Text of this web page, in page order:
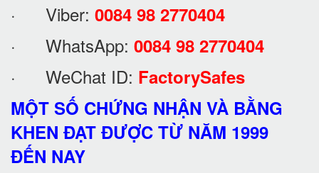
· Viber: 0084 98 2770404
· WhatsApp: 0084 98 2770404
· WeChat ID: FactorySafes
MỘT SỐ CHỨNG NHẬN VÀ BẰNG
KHEN ĐẠT ĐƯỢC TỪ NĂM 1999
ĐẾN NAY